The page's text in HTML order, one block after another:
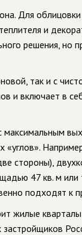
Для
и
решения, но
так и с
и включает в
максимальным
стороны),
47 кв. м
подходят к
жилые